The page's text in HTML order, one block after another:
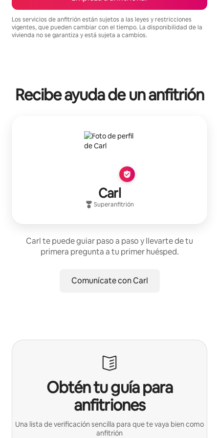
Los servicios de anfitrión están sujetos a las leyes y restricciones
vigentes, que pueden cambiar con el tiempo. La disponibilidad de la
vivienda no se garantiza y está sujeta a cambios.
Recibe ayuda de un anfitrión
Carl
Superanfitrión
Carl te puede guiar paso a paso y llevarte de tu
primera pregunta a tu primer huésped.
Comunícate con Carl
Obtén tu guía para
anfitriones
Una lista de verificación sencilla para que te vaya bien como
anfitrión